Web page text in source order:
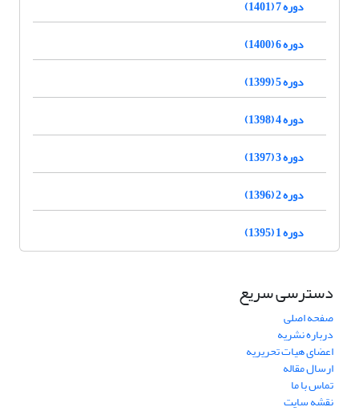
دوره 7 (1401)
دوره 6 (1400)
دوره 5 (1399)
دوره 4 (1398)
دوره 3 (1397)
دوره 2 (1396)
دوره 1 (1395)
دسترسی سریع
صفحه اصلی
درباره نشریه
اعضای هیات تحریریه
ارسال مقاله
تماس با ما
نقشه سایت